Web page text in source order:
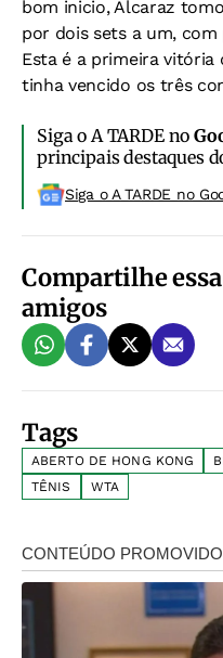
bom inicio, Alcaraz
por dois sets a um,
Esta é a primeira vitória
tinha vencido os três
Siga o A TARDE no
principais destaques
Siga o A TARDE no
Compartilhe
amigos
Tags
ABERTO DE HONG KONG
TÊNIS
WTA